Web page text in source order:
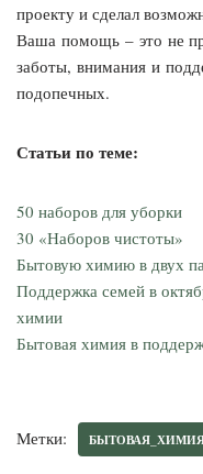
проекту и сделал
Ваша помощь – это не
заботы, внимания и
подопечных.
Статьи по теме:
50 наборов для уборки
30 «Наборов чистоты»
Бытовую химию в двух
Поддержка семей в
химии
Бытовая химия в
Метки: